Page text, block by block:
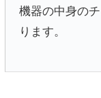
機器の中身の
ります。